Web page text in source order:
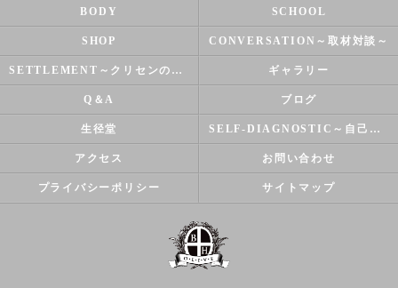
BODY SCHOOL
SHOP CONVERSATION～取材対談～
SETTLEMENT～クリセンのズバリ解決シリーズ～ ギャラリー
Q＆A ブログ
生径堂 SELF-DIAGNOSTIC～自己診断～
アクセス お問い合わせ
プライバシーポリシー サイトマップ